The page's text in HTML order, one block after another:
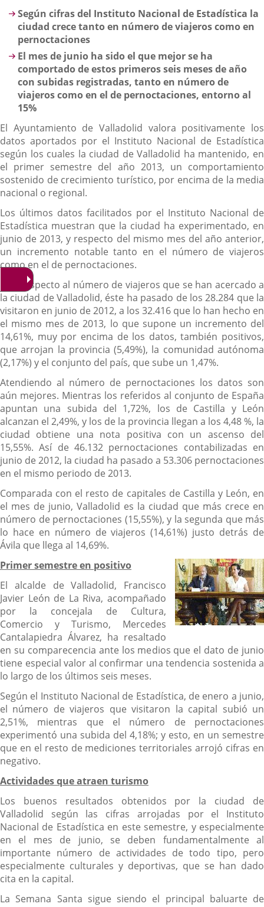
Descripción
Según cifras del Instituto Nacional de Estadística la
ciudad crece tanto en número de viajeros como en
pernoctaciones
El mes de junio ha sido el que mejor se ha
comportado de estos primeros seis meses de año
con subidas registradas, tanto en número de
viajeros como en el de pernoctaciones, entorno al
15%
El Ayuntamiento de Valladolid valora positivamente los
datos aportados por el Instituto Nacional de Estadística
según los cuales la ciudad de Valladolid ha mantenido, en
el primer semestre del año 2013, un comportamiento
sostenido de crecimiento turístico, por encima de la media
nacional o regional.
Los últimos datos facilitados por el Instituto Nacional de
Estadística muestran que la ciudad ha experimentado, en
junio de 2013, y respecto del mismo mes del año anterior,
un incremento notable tanto en el número de viajeros
como en el de pernoctaciones.
Con respecto al número de viajeros que se han acercado a
la ciudad de Valladolid, éste ha pasado de los 28.284 que la
visitaron en junio de 2012, a los 32.416 que lo han hecho en
el mismo mes de 2013, lo que supone un incremento del
14,61%, muy por encima de los datos, también positivos,
que arrojan la provincia (5,49%), la comunidad autónoma
(2,17%) y el conjunto del país, que sube un 1,47%.
Atendiendo al número de pernoctaciones los datos son
aún mejores. Mientras los referidos al conjunto de España
apuntan una subida del 1,72%, los de Castilla y León
alcanzan el 2,49%, y los de la provincia llegan a los 4,48 %, la
ciudad obtiene una nota positiva con un ascenso del
15,55%. Así de 46.132 pernoctaciones contabilizadas en
junio de 2012, la ciudad ha pasado a 53.306 pernoctaciones
en el mismo periodo de 2013.
Comparada con el resto de capitales de Castilla y León, en
el mes de junio, Valladolid es la ciudad que más crece en
número de pernoctaciones (15,55%), y la segunda que más
lo hace en número de viajeros (14,61%) justo detrás de
Ávila que llega al 14,69%.
Primer semestre en positivo
El alcalde de Valladolid, Francisco
Javier León de La Riva, acompañado
por la concejala de Cultura,
Comercio y Turismo, Mercedes
Cantalapiedra Álvarez, ha resaltado
en su comparecencia ante los medios que el dato de junio
tiene especial valor al confirmar una tendencia sostenida a
lo largo de los últimos seis meses.
Según el Instituto Nacional de Estadística, de enero a junio,
el número de viajeros que visitaron la capital subió un
2,51%, mientras que el número de pernoctaciones
experimentó una subida del 4,18%; y esto, en un semestre
que en el resto de mediciones territoriales arrojó cifras en
negativo.
Actividades que atraen turismo
Los buenos resultados obtenidos por la ciudad de
Valladolid según las cifras arrojadas por el Instituto
Nacional de Estadística en este semestre, y especialmente
en el mes de junio, se deben fundamentalmente al
importante número de actividades de todo tipo, pero
especialmente culturales y deportivas, que se han dado
cita en la capital.
La Semana Santa sigue siendo el principal baluarte de